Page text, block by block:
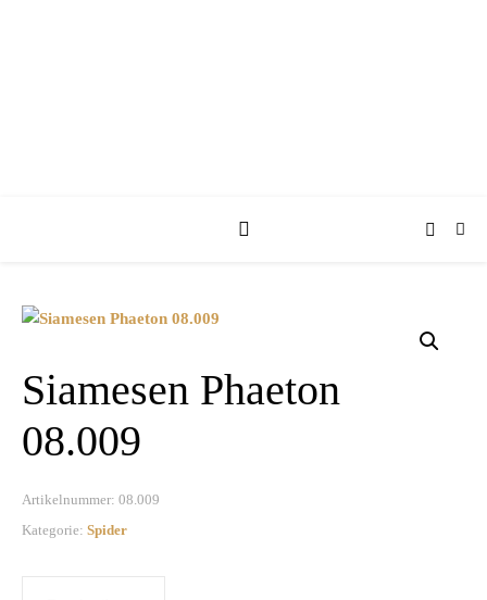
Siamesen Phaeton
08.009
Artikelnummer: 08.009
Kategorie: Spider